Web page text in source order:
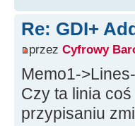
Re: GDI+
przez Cyfrowy
Memo1-
Czy ta linia
przypisaniu